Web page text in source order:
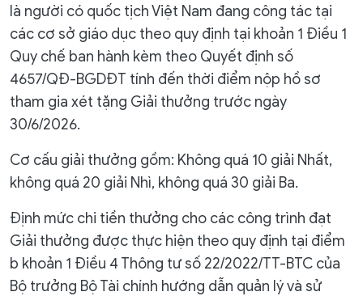
là người có quốc tịch Việt Nam đang công tác tại
các cơ sở giáo dục theo quy định tại khoản 1 Điều 1
Quy chế ban hành kèm theo Quyết định số
4657/QĐ-BGDĐT tính đến thời điểm nộp hồ sơ
tham gia xét tặng Giải thưởng trước ngày
30/6/2026.
Cơ cấu giải thưởng gồm: Không quá 10 giải Nhất,
không quá 20 giải Nhì, không quá 30 giải Ba.
Định mức chi tiền thưởng cho các công trình đạt
Giải thưởng được thực hiện theo quy định tại điểm
b khoản 1 Điều 4 Thông tư số 22/2022/TT-BTC của
Bộ trưởng Bộ Tài chính hướng dẫn quản lý và sử